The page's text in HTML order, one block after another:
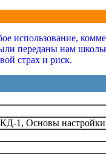
использование,
переданы нам
страх и риск.
1, Основы